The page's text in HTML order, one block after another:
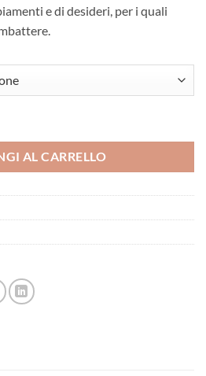
e di desideri, per i quali
AL CARRELLO